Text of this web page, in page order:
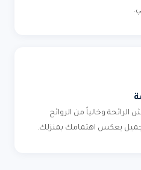
وخالياً من الروائح
يعكس اهتمامك بمنزلك.